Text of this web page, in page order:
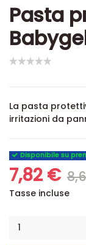
Pasta
La pasta
irritazioni da
Disponibile su
7,82 €
Tasse incluse